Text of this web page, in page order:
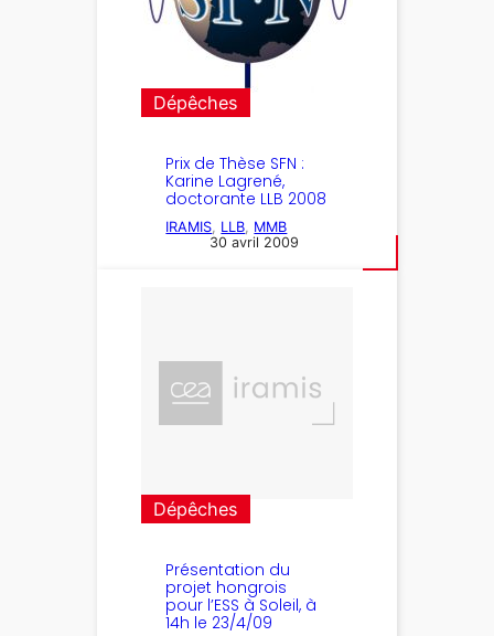
Dépêches
Prix de Thèse SFN :
Karine Lagrené,
doctorante LLB 2008
IRAMIS LLB MMB
30 avril 2009
Dépêches
Présentation du
projet hongrois
pour l’ESS à Soleil, à
14h le 23/4/09